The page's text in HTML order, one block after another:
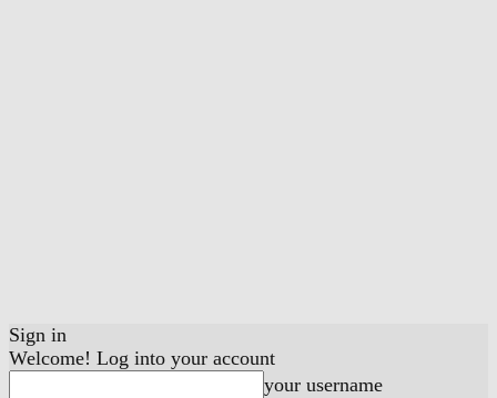
Sign in
Welcome! Log into your account
your username